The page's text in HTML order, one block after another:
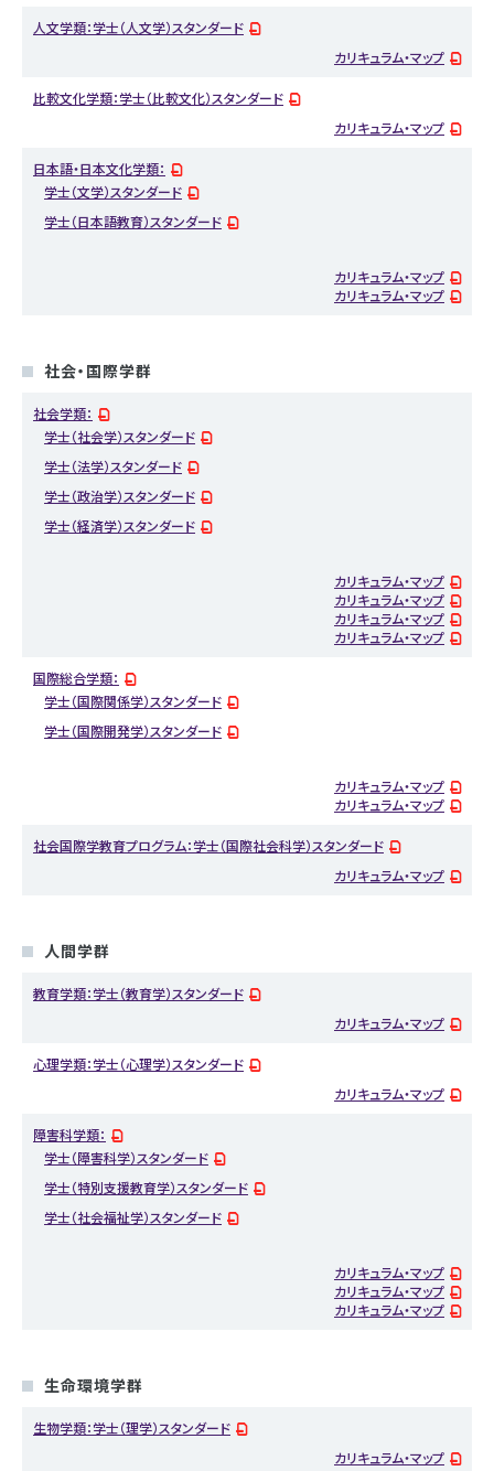
人文学類：学士（人文学）スタンダード
カリキュラム・マップ
比較文化学類：学士（比較文化）スタンダード
カリキュラム・マップ
日本語・日本文化学類：
学士（文学）スタンダード
学士（日本語教育）スタンダード
カリキュラム・マップ
カリキュラム・マップ
社会・国際学群
社会学類：
学士（社会学）スタンダード
学士（法学）スタンダード
学士（政治学）スタンダード
学士（経済学）スタンダード
カリキュラム・マップ
カリキュラム・マップ
カリキュラム・マップ
カリキュラム・マップ
国際総合学類：
学士（国際関係学）スタンダード
学士（国際開発学）スタンダード
カリキュラム・マップ
カリキュラム・マップ
社会国際学教育プログラム：学士（国際社会科学）スタンダード
カリキュラム・マップ
人間学群
教育学類：学士（教育学）スタンダード
カリキュラム・マップ
心理学類：学士（心理学）スタンダード
カリキュラム・マップ
障害科学類：
学士（障害科学）スタンダード
学士（特別支援教育学）スタンダード
学士（社会福祉学）スタンダード
カリキュラム・マップ
カリキュラム・マップ
カリキュラム・マップ
生命環境学群
生物学類：学士（理学）スタンダード
カリキュラム・マップ